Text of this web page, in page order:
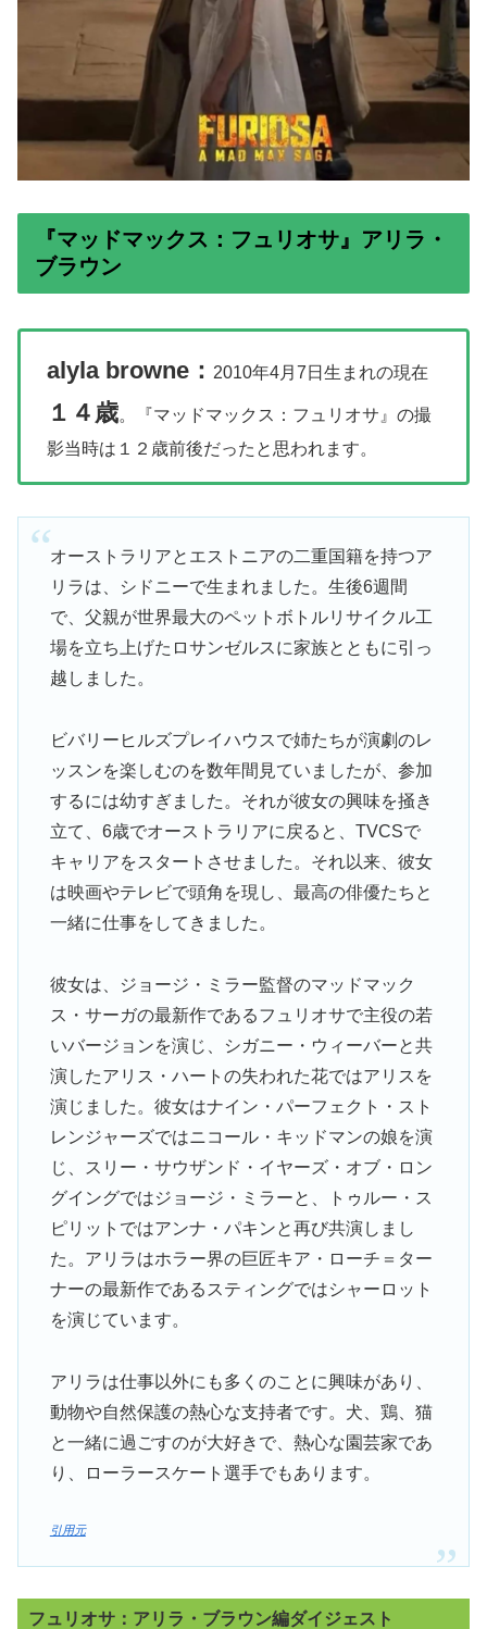
『マッドマックス：フュリオサ』 アリラ・
ブラウン
alyla browne： 2010年4月7日生まれの現在
１４歳。『マッドマックス：フュリオサ』の撮
影当時は１２歳前後だったと思われます。
オーストラリアとエストニアの二重国籍を持つア
リラは、シドニーで生まれました。生後6週間
で、父親が世界最大のペットボトルリサイクル工
場を立ち上げたロサンゼルスに家族とともに引っ
越しました。
ビバリーヒルズプレイハウスで姉たちが演劇のレ
ッスンを楽しむのを数年間見ていましたが、参加
するには幼すぎました。それが彼女の興味を掻き
立て、6歳でオーストラリアに戻ると、TVCSで
キャリアをスタートさせました。それ以来、彼女
は映画やテレビで頭角を現し、最高の俳優たちと
一緒に仕事をしてきました。
彼女は、ジョージ・ミラー監督のマッドマック
ス・サーガの最新作であるフュリオサで主役の若
いバージョンを演じ、シガニー・ウィーバーと共
演したアリス・ハートの失われた花ではアリスを
演じました。彼女はナイン・パーフェクト・スト
レンジャーズではニコール・キッドマンの娘を演
じ、スリー・サウザンド・イヤーズ・オブ・ロン
グイングではジョージ・ミラーと、トゥルー・ス
ピリットではアンナ・パキンと再び共演しまし
た。アリラはホラー界の巨匠キア・ローチ＝ター
ナーの最新作であるスティングではシャーロット
を演じています。
アリラは仕事以外にも多くのことに興味があり、
動物や自然保護の熱心な支持者です。犬、鶏、猫
と一緒に過ごすのが大好きで、熱心な園芸家であ
り、ローラースケート選手でもあります。
引用元
フュリオサ：アリラ・ブラウン編ダイジェスト